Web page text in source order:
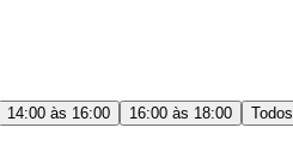
14:00 às 16:00 16:00 às 18:00
Todos